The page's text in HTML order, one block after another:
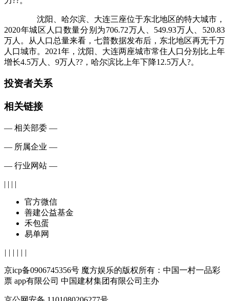
沈阳、哈尔滨、大连三座位于东北地区的特大城市，
2020年城区人口数量分别为706.72万人、549.93万人、520.83
万人。从人口总量来看，七普数据发布后，东北地区再无千万
人口城市。2021年，沈阳、大连两座城市常住人口分别比上年
增长4.5万人、9万人??，哈尔滨比上年下降12.5万人?。
投资者关系
相关链接
— 相关部委 —
— 所属企业 —
— 行业网站 —
| | | |
官方微信
善建公益基金
禾包蛋
易单网
| | | | | |
京icp备0906745356号 魔方娱乐的版权所有：中国一村一品彩
票 app有限公司 中国建材集团有限公司主办